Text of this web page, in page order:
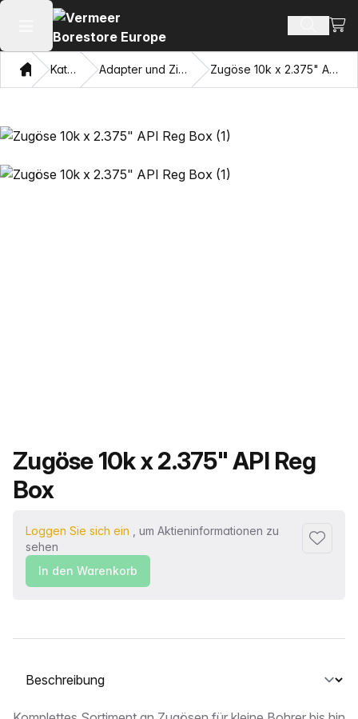
Hauptmenü öffnen
Heim Katalog Adapter und Ziehaugen Zugöse 10k x 2.375" API Reg Box
Produktname
Zugöse 10k x 2.375" API Reg
Box
Loggen Sie sich ein , um Aktieninformationen zu
sehen
Zu
In den Warenkorb
Wählen Sie eine Registerkarte aus